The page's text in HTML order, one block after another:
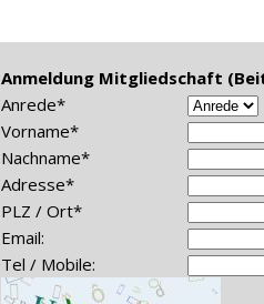
Anmeldung Mitgliedschaft
Anrede*
Vorname*
Nachname*
Adresse*
PLZ / Ort*
Email:
Tel / Mobile: